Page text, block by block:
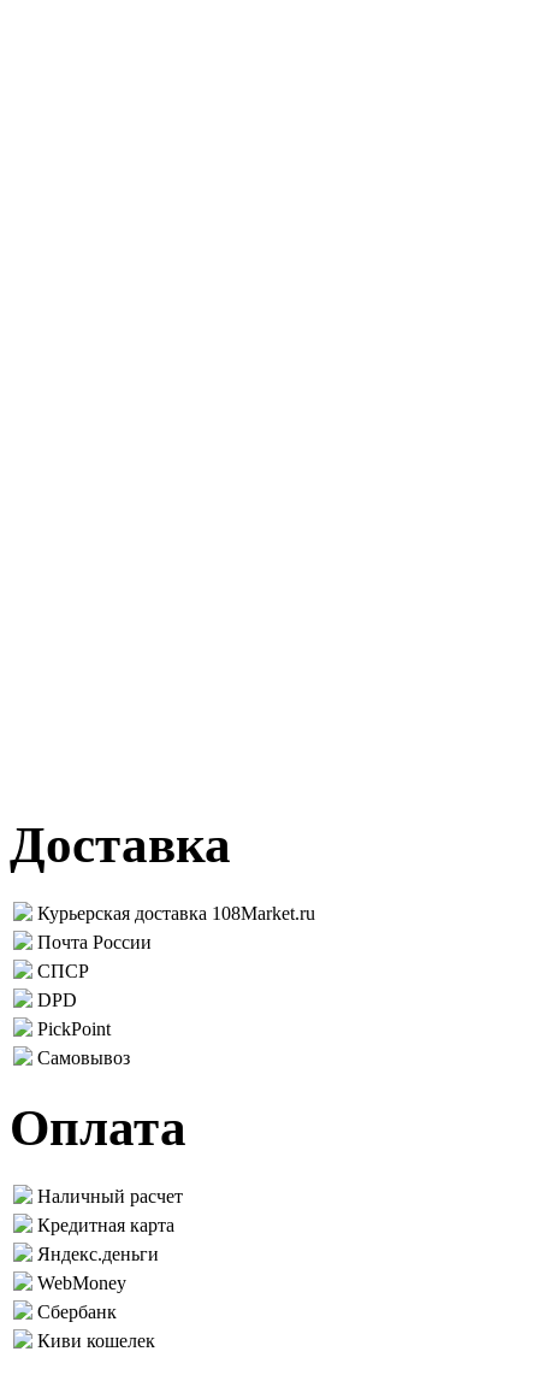
Доставка
Курьерская доставка 108Market.ru
Почта России
СПСР
DPD
PickPoint
Самовывоз
Оплата
Наличный расчет
Кредитная карта
Яндекс.деньги
WebMoney
Сбербанк
Киви кошелек